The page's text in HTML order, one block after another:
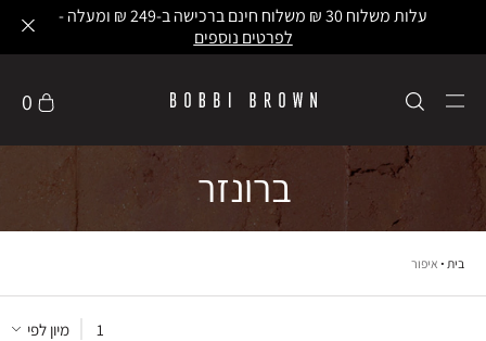
עלות משלוח 30 ₪ משלוח חינם ברכישה ב-249 ₪ ומעלה -
לפרטים נוספים
0
ברונזר
בית איפור
מיון לפי 1